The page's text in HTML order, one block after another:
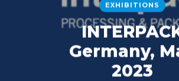
EXHIBITIONS
Germany,
2023